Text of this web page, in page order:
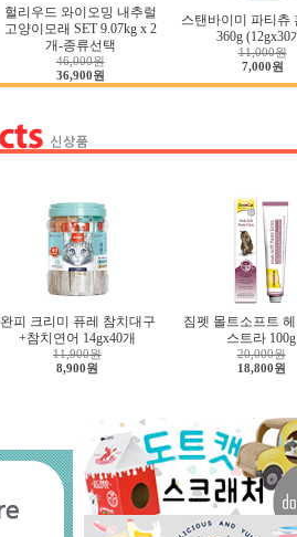
헐리우드 와이오밍 내추럴
고양이모래 SET 9.07kg x 2
개-종류선택
46,000원
36,900원
스탠바이미 파티츄
360g (12gx30
11,000원
7,000원
완피 크리미 퓨레 참치대구
+참치연어 14gx40개
11,900원
8,900원
짐펫 몰트소프트
스트라 100g
20,000원
18,800원